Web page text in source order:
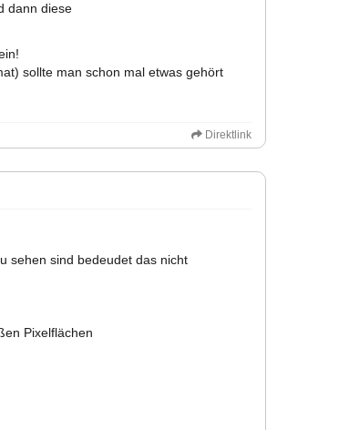
dann diese
sollte man schon mal etwas gehört
Direktlink
sehen sind bedeudet das nicht
Pixelflächen